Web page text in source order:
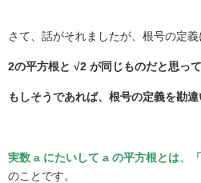
さて、話がそれましたが、根号の定義
2の平方根と √2 が同じものだと思って
もしそうであれば、根号の定義を勘違
実数 a にたいして a の平方根とは、
のことです。